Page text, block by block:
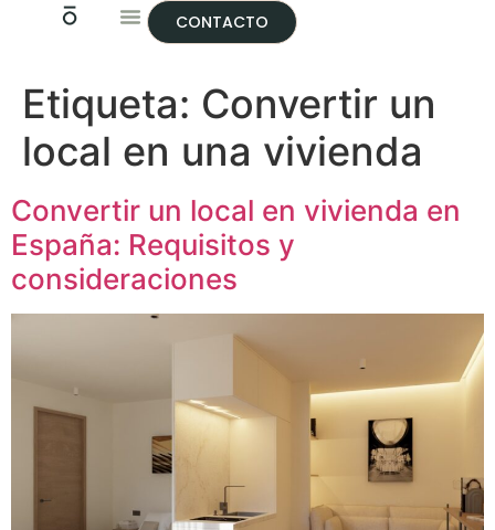
CONTACTO
Etiqueta: Convertir un
local en una vivienda
Convertir un local en vivienda en
España: Requisitos y
consideraciones